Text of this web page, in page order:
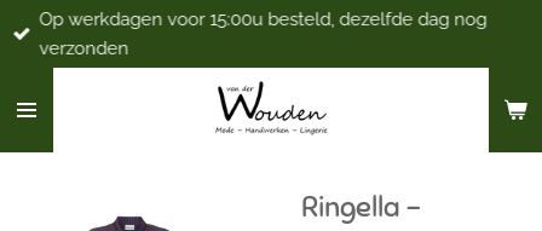
Ga
direct
de
Op werkdagen voor 15:00u besteld, dezelfde dag nog
verzonden
Ringella -